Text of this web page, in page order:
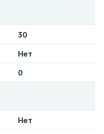
30
Нет
0
Нет